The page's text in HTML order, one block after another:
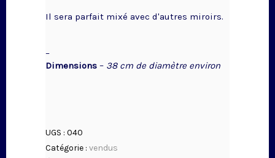
Il sera parfait mixé avec d'autres miroirs.
–
Dimensions – 38 cm de diamètre environ
UGS : 040
Catégorie : vendus